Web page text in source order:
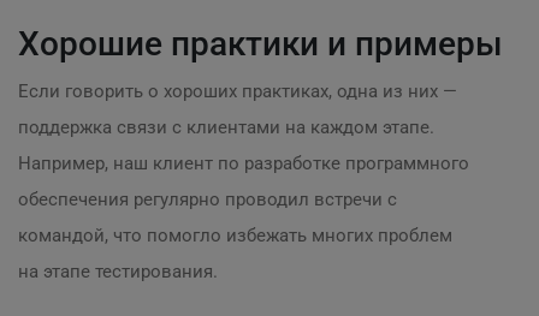
Хорошие практики и примеры
Если говорить о хороших практиках, одна из них —
поддержка связи с клиентами на каждом этапе.
Например, наш клиент по разработке программного
обеспечения регулярно проводил встречи с
командой, что помогло избежать многих проблем
на этапе тестирования.